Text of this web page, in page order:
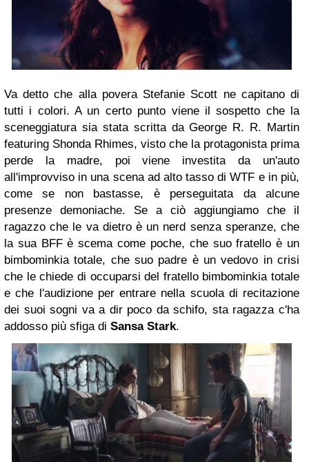
Va detto che alla povera Stefanie Scott ne capitano di
tutti i colori. A un certo punto viene il sospetto che la
sceneggiatura sia stata scritta da George R. R. Martin
featuring Shonda Rhimes, visto che la protagonista prima
perde la madre, poi viene investita da un'auto
all'improvviso in una scena ad alto tasso di WTF e in più,
come se non bastasse, è perseguitata da alcune
presenze demoniache. Se a ciò aggiungiamo che il
ragazzo che le va dietro è un nerd senza speranze, che
la sua BFF è scema come poche, che suo fratello è un
bimbominkia totale, che suo padre è un vedovo in crisi
che le chiede di occuparsi del fratello bimbominkia totale
e che l'audizione per entrare nella scuola di recitazione
dei suoi sogni va a dir poco da schifo, sta ragazza c'ha
addosso più sfiga di Sansa Stark.